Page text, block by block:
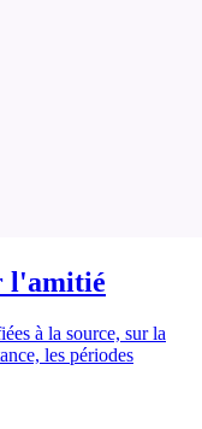
l'amitié
à la source, sur la
les périodes